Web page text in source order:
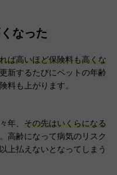
なった
ば高いほど保険料も高くな
新するたびにペットの年齢
料も上がります。
年、 その先はいくらになる
高齢になって病気のリスク
上払えないとなってしまう